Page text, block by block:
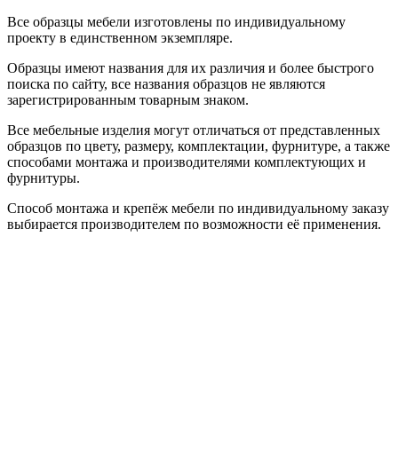
Все образцы мебели изготовлены по индивидуальному
проекту в единственном экземпляре.
Образцы имеют названия для их различия и более быстрого
поиска по сайту, все названия образцов не являются
зарегистрированным товарным знаком.
Все мебельные изделия могут отличаться от представленных
образцов по цвету, размеру, комплектации, фурнитуре, а также
способами монтажа и производителями комплектующих и
фурнитуры.
Способ монтажа и крепёж мебели по индивидуальному заказу
выбирается производителем по возможности её применения.